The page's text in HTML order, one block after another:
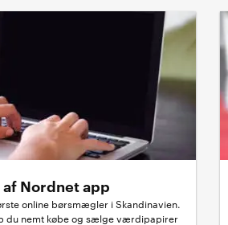
Nordnet app
online børsmægler i Skandinavien.
du nemt købe og sælge værdipapirer